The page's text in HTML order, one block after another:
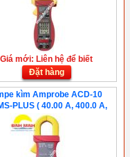
Giá mới: Liên hệ để biết
Đặt hàng
kìm Amprobe ACD-10
PLUS ( 40.00 A, 400.0 A,
600 A )